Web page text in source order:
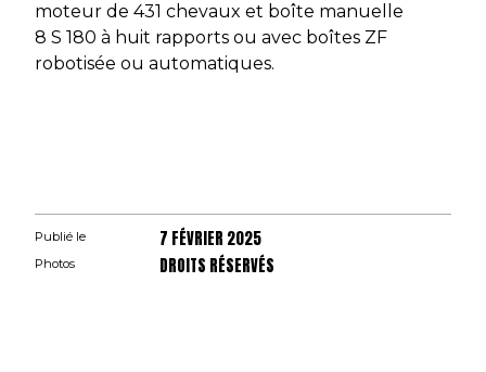
moteur de 431 chevaux et boîte manuelle
8 S 180 à huit rapports ou avec boîtes ZF
robotisée ou automatiques.
Publié le 7 FÉVRIER 2025
Photos DROITS RÉSERVÉS